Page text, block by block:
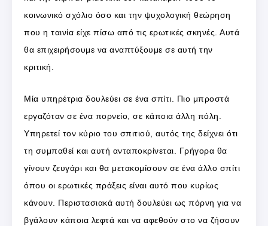
κοινωνικό σχόλιο όσο και την ψυχολογική θεώρηση
που η ταινία είχε πίσω από τις ερωτικές σκηνές. Αυτά
θα επιχειρήσουμε να αναπτύξουμε σε αυτή την
κριτική.
Μία υπηρέτρια δουλεύει σε ένα σπίτι. Πιο μπροστά
εργαζόταν σε ένα πορνείο, σε κάποια άλλη πόλη.
Υπηρετεί τον κύριο του σπιτιού, αυτός της δείχνει ότι
τη συμπαθεί και αυτή ανταποκρίνεται. Γρήγορα θα
γίνουν ζευγάρι και θα μετακομίσουν σε ένα άλλο σπίτι
όπου οι ερωτικές πράξεις είναι αυτό που κυρίως
κάνουν. Περιστασιακά αυτή δουλεύει ως πόρνη για να
βγάλουν κάποια λεφτά και να αφεθούν στο να ζήσουν